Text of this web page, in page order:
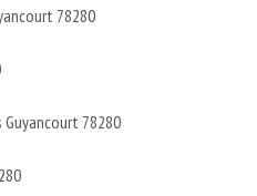
78280
78280